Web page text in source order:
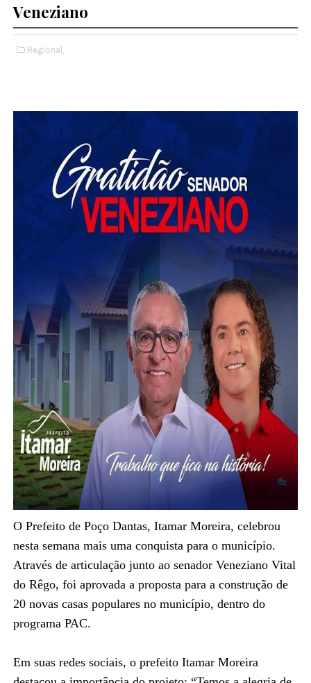
Veneziano
Regional,
O Prefeito de Poço Dantas, Itamar Moreira, celebrou
nesta semana mais uma conquista para o município.
Através de articulação junto ao senador Veneziano Vital
do Rêgo, foi aprovada a proposta para a construção de
20 novas casas populares no município, dentro do
programa PAC.
Em suas redes sociais, o prefeito Itamar Moreira